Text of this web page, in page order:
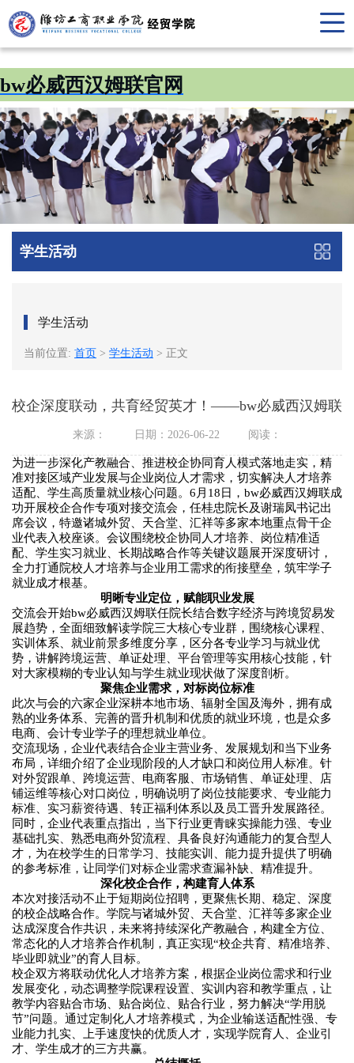
bw必威西汉姆联官网
学生活动
学生活动
当前位置: 首页 > 学生活动 > 正文
校企深度联动，共育经贸英才！——bw必威西汉姆联
来源： 日期：2026-06-22 阅读：
为进一步深化产教融合、推进校企协同育人模式落地走实，精
准对接区域产业发展与企业岗位人才需求，切实解决人才培养
适配、学生高质量就业核心问题。6月18日，bw必威西汉姆联成
功开展校企合作专项对接交流会，任桂忠院长及谢瑞凤书记出
席会议，特邀诸城外贸、天合堂、汇祥等多家本地重点骨干企
业代表入校座谈。会议围绕校企协同人才培养、岗位精准适
配、学生实习就业、长期战略合作等关键议题展开深度研讨，
全力打通院校人才培养与企业用工需求的衔接壁垒，筑牢学子
就业成才根基。
明晰专业定位，赋能职业发展
交流会开始bw必威西汉姆联任院长结合数字经济与跨境贸易发
展趋势，全面细致解读学院三大核心专业群，围绕核心课程、
实训体系、就业前景多维度分享，区分各专业学习与就业优
势，讲解跨境运营、单证处理、平台管理等实用核心技能，针
对大家模糊的专业认知与学生就业现状做了深度剖析。
聚焦企业需求，对标岗位标准
此次与会的六家企业深耕本地市场、辐射全国及海外，拥有成
熟的业务体系、完善的晋升机制和优质的就业环境，也是众多
电商、会计专业学子的理想就业单位。
交流现场，企业代表结合企业主营业务、发展规划和当下业务
布局，详细介绍了企业现阶段的人才缺口和岗位用人标准。针
对外贸跟单、跨境运营、电商客服、市场销售、单证处理、店
铺运维等核心对口岗位，明确说明了岗位技能要求、专业能力
标准、实习薪资待遇、转正福利体系以及员工晋升发展路径。
同时，企业代表重点指出，当下行业更青睐实操能力强、专业
基础扎实、熟悉电商外贸流程、具备良好沟通能力的复合型人
才，为在校学生的日常学习、技能实训、能力提升提供了明确
的参考标准，让同学们对标企业需求查漏补缺、精准提升。
深化校企合作，构建育人体系
本次对接活动不止于短期岗位招聘，更聚焦长期、稳定、深度
的校企战略合作。学院与诸城外贸、天合堂、汇祥等多家企业
达成深度合作共识，未来将持续深化产教融合，构建全方位、
常态化的人才培养合作机制，真正实现“校企共育、精准培养、
毕业即就业”的育人目标。
校企双方将联动优化人才培养方案，根据企业岗位需求和行业
发展变化，动态调整学院课程设置、实训内容和教学重点，让
教学内容贴合市场、贴合岗位、贴合行业，努力解决“学用脱
节”问题。通过定制化人才培养模式，为企业输送适配性强、专
业能力扎实、上手速度快的优质人才，实现学院育人、企业引
才、学生成才的三方共赢。